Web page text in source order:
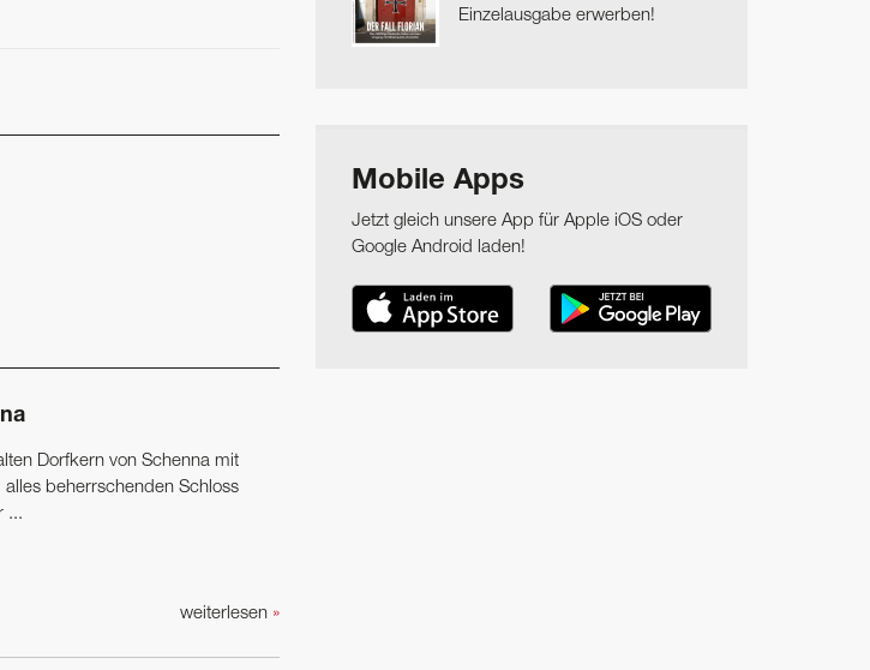
Dorfkern von Schenna mit
beherrschenden Schloss
...
weiterlesen »
Einzelausgabe erwerben!
Mobile Apps
Jetzt gleich unsere App für Apple iOS oder
Google Android laden!